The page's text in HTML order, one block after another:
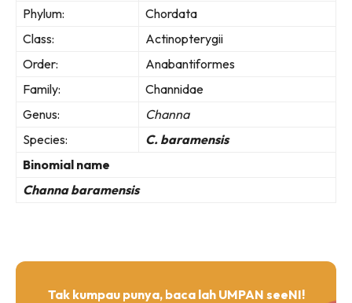
Phylum:
Chordata
Class:
Actinopterygii
Order:
Anabantiformes
Family:
Channidae
Genus:
Channa
Species:
C. baramensis
Binomial name
Channa baramensis
Tak kumpau punya, baca lah UMPAN seeNI!